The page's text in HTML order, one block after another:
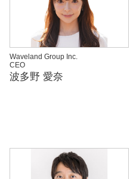
Waveland Group Inc.
CEO
波多野 愛奈